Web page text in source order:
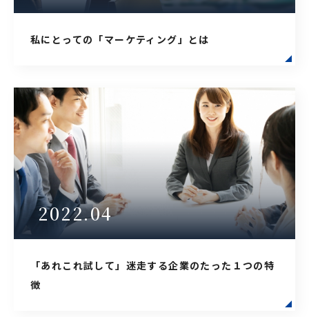
私にとっての「マーケティング」とは
2022.04
「あれこれ試して」迷走する企業のたった１つの特
徴